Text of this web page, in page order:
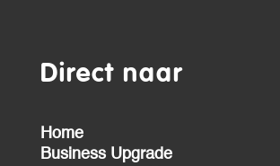
Direct naar
Home
Business Upgrade